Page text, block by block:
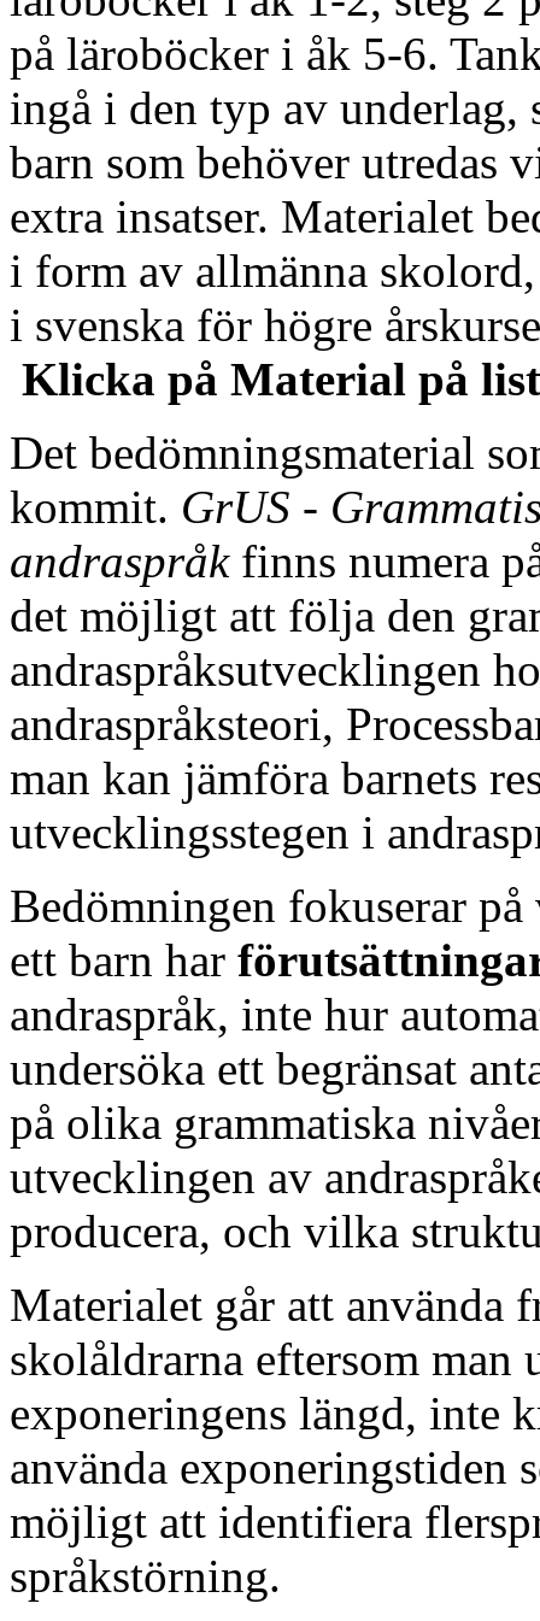
på läroböcker i åk 5-6.
ingå i den typ av
barn som behöver utredas
extra insatser. Materialet
i form av allmänna
i svenska för högre
Klicka på Material på
Det bedömningsmaterial
kommit. GrUS -
andraspråkfinns numera
det möjligt att följa den
andraspråksutvecklingen
andraspråksteori,
man kan jämföra barnets
utvecklingsstegen i
Bedömningen fokuserar
ett barn har
andraspråk, inte hur
undersöka ett begränsat
på olika grammatiska
utvecklingen av
producera, och vilka
Materialet går att använda
skolåldrarna eftersom man
exponeringens längd, inte
använda exponeringstiden
möjligt att identifiera
språkstörning.